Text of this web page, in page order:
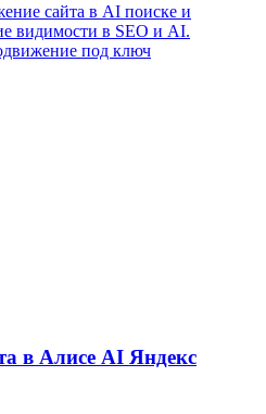
сайта в AI поиске и
видимости в SEO и AI.
под ключ
в Алисе AI Яндекс